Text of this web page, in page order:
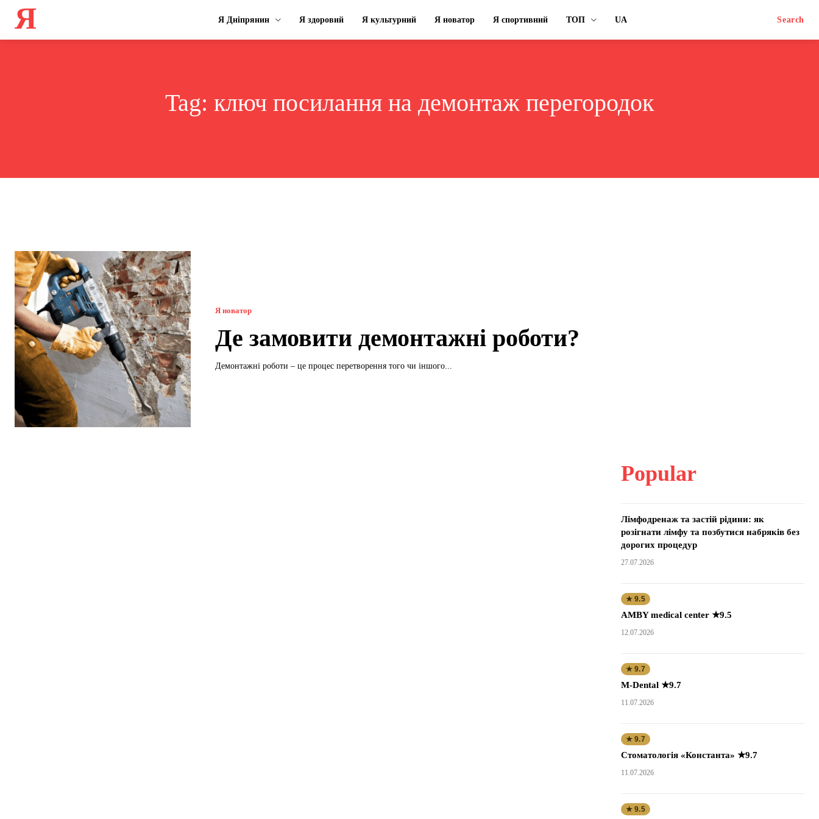
Я Я Дніпрянин Я здоровий Я культурний Я новатор Я спортивний ТОП UA Search
Tag: ключ посилання на демонтаж перегородок
Я новатор
Де замовити демонтажні роботи?
Демонтажні роботи – це процес перетворення того чи іншого...
Popular
Лімфодренаж та застій рідини: як
розігнати лімфу та позбутися набряків без
дорогих процедур
27.07.2026
★ 9.5
AMBY medical center ★9.5
12.07.2026
★ 9.7
M-Dental ★9.7
11.07.2026
★ 9.7
Стоматологія «Константа» ★9.7
11.07.2026
★ 9.5